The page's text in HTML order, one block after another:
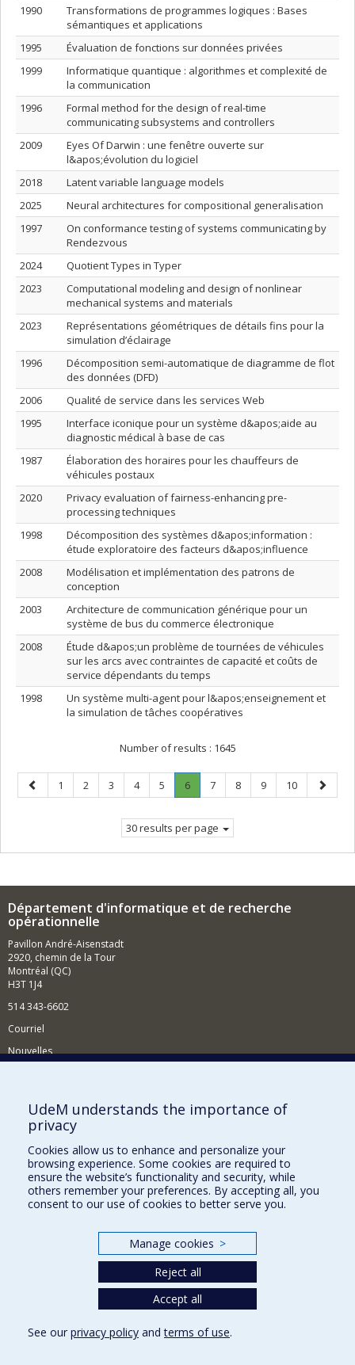
1990
Transformations de programmes logiques : Bases
sémantiques et applications
1995
Évaluation de fonctions sur données privées
1999
Informatique quantique : algorithmes et complexité de
la communication
1996
Formal method for the design of real-time
communicating subsystems and controllers
2009
Eyes Of Darwin : une fenêtre ouverte sur
l&apos;évolution du logiciel
2018
Latent variable language models
2025
Neural architectures for compositional generalisation
1997
On conformance testing of systems communicating by
Rendezvous
2024
Quotient Types in Typer
2023
Computational modeling and design of nonlinear
mechanical systems and materials
2023
Représentations géométriques de détails fins pour la
simulation d’éclairage
1996
Décomposition semi-automatique de diagramme de flot
des données (DFD)
2006
Qualité de service dans les services Web
1995
Interface iconique pour un système d&apos;aide au
diagnostic médical à base de cas
1987
Élaboration des horaires pour les chauffeurs de
véhicules postaux
2020
Privacy evaluation of fairness-enhancing pre-
processing techniques
1998
Décomposition des systèmes d&apos;information :
étude exploratoire des facteurs d&apos;influence
2008
Modélisation et implémentation des patrons de
conception
2003
Architecture de communication générique pour un
système de bus du commerce électronique
2008
Étude d&apos;un problème de tournées de véhicules
sur les arcs avec contraintes de capacité et coûts de
service dépendants du temps
1998
Un système multi-agent pour l&apos;enseignement et
la simulation de tâches coopératives
Number of results : 1645
Previous
page
Page
1 Page
2 Page
3 Page
4 Page
5 Page
6.
Current
Page
7 Page
8 Page
9 Page
10
Next
page
30 results per page
Département d'informatique et de recherche
opérationnelle
Pavillon André-Aisenstadt
2920, chemin de la Tour
Montréal (QC)
H3T 1J4
514 343-6602
Courriel
Nouvelles
Comment soutenir le Département?
BESOIN D'AIDE?
Plan du site
Signaler une erreur
Accessibilité
Nos départements et écoles
UdeM understands the importance of
privacy
Cookies allow us to enhance and personalize your
browsing experience. Some cookies are required to
ensure the website’s functionality and security, while
others remember your preferences. By accepting all, you
consent to our use of cookies to better serve you.
Manage cookies >
Reject all
Accept all
See our privacy policy andterms of use.